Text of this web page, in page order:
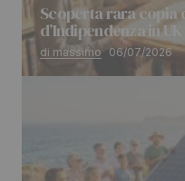
Scoperta rara copia
d’Indipendenza in UK
di massimo 06/07/2026